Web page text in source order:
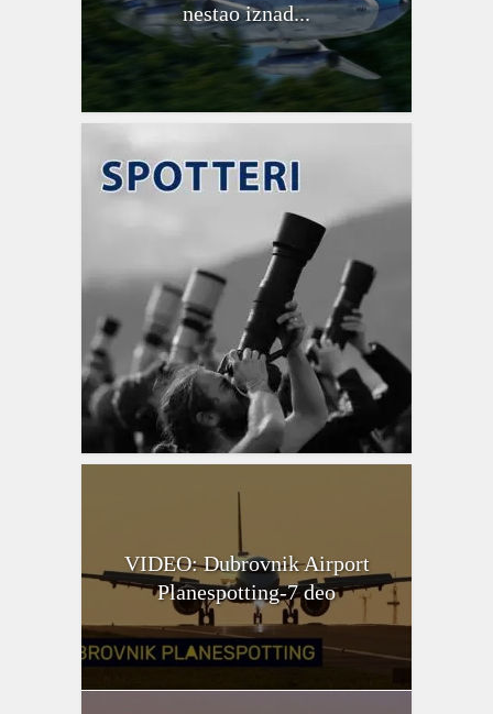
nestao iznad...
VIDEO: Dubrovnik Airport
Planespotting-7 deo